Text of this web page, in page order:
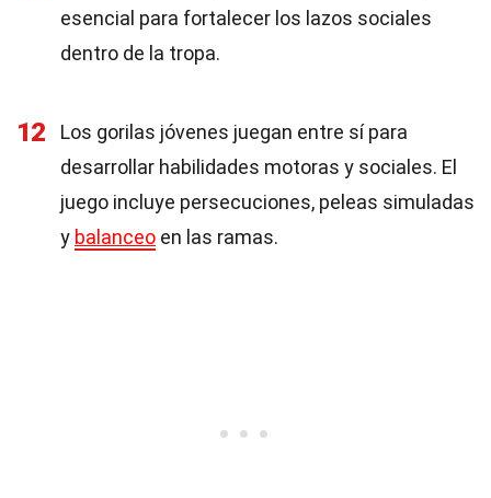
esencial para fortalecer los lazos sociales
dentro de la tropa.
12
Los gorilas jóvenes juegan entre sí para
desarrollar habilidades motoras y sociales. El
juego incluye persecuciones, peleas simuladas
y balanceo en las ramas.